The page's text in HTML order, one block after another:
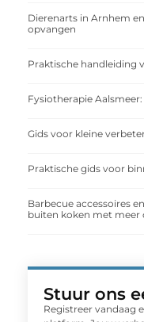
Dierenarts in Arnhem
opvangen
Praktische handleiding
Fysiotherapie
Gids voor kleine
Praktische gids voor
Barbecue accessoires
buiten koken met meer
Stuur ons
Registreer vandaag